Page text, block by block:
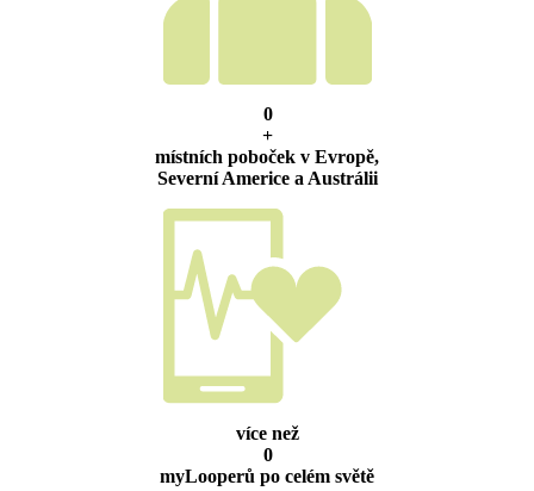
0
+
místních poboček v Evropě,
Severní Americe a Austrálii
více než
0
myLooperů po celém světě